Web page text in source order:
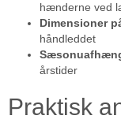
hænderne ved
Dimensioner
håndleddet
årstider
Praktisk